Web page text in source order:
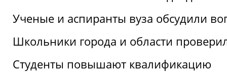
Ученые и аспиранты вуза обсудили
Школьники города и области
Студенты повышают квалификацию